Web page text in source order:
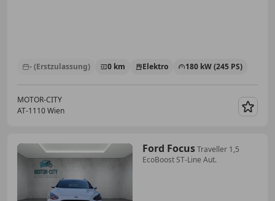
- (Erstzulassung) 0 km Elektro 180 kW (245 PS)
MOTOR-CITY
AT-1110 Wien
Ford FocusTraveller 1,5
EcoBoost ST-Line Aut.